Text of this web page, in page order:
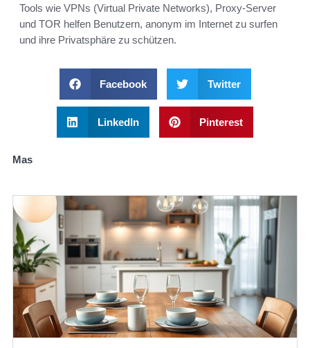
Tools wie VPNs (Virtual Private Networks), Proxy-Server
und TOR helfen Benutzern, anonym im Internet zu surfen
und ihre Privatsphäre zu schützen.
Facebook Twitter
LinkedIn Pinterest
Mas